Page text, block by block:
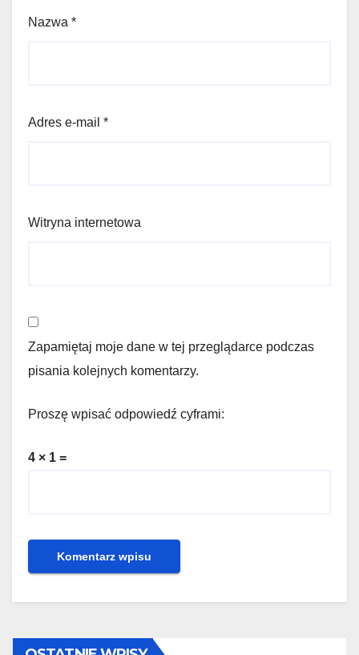
Nazwa *
Adres e-mail *
Witryna internetowa
Zapamiętaj moje dane w tej przeglądarce podczas
pisania kolejnych komentarzy.
Proszę wpisać odpowiedź cyframi:
4 × 1 =